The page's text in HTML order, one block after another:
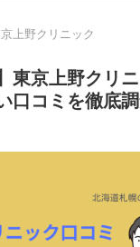
上野クリニック
東京上野クリ
口コミを徹底